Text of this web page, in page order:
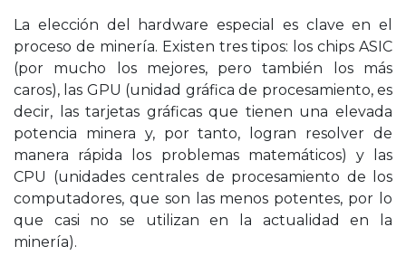
La elección del hardware especial es clave en el
proceso de minería. Existen tres tipos: los chips ASIC
(por mucho los mejores, pero también los más
caros), las GPU (unidad gráfica de procesamiento, es
decir, las tarjetas gráficas que tienen una elevada
potencia minera y, por tanto, logran resolver de
manera rápida los problemas matemáticos) y las
CPU (unidades centrales de procesamiento de los
computadores, que son las menos potentes, por lo
que casi no se utilizan en la actualidad en la
minería).